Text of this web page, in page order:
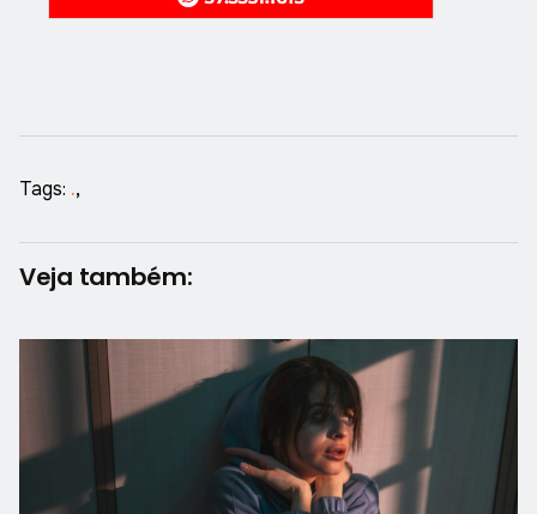
Tags: .,
Veja também: